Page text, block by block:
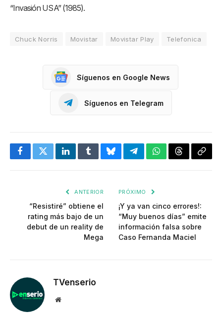
“Invasión USA” (1985).
Chuck Norris Movistar Movistar Play Telefonica
Síguenos en Google News
Síguenos en Telegram
FacebookTwitterLinkedInTumblrBlueskyTelegramWhatsApp
Threads
ANTERIOR
“Resistiré” obtiene el
rating más bajo de un
debut de un reality de
Mega
PRÓXIMO
¡Y ya van cinco errores!:
“Muy buenos días” emite
información falsa sobre
Caso Fernanda Maciel
TVenserio
Website